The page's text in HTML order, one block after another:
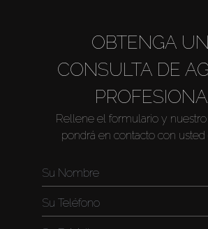
OBTENGA
CONSULTA DE
Rellene el formulario y
pondrá en contacto con